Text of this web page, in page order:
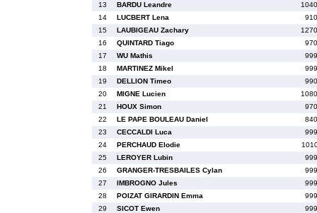
13
BARDU Leandre
14
LUCBERT Lena
15
LAUBIGEAU Zachary
16
QUINTARD Tiago
17
WU Mathis
18
MARTINEZ Mikel
19
DELLION Timeo
20
MIGNE Lucien
21
HOUX Simon
22
LE PAPE BOULEAU Daniel
23
CECCALDI Luca
24
PERCHAUD Elodie
25
LEROYER Lubin
26
GRANGER-TRESBAILES Cylan
27
IMBROGNO Jules
28
POIZAT GIRARDIN Emma
29
SICOT Ewen